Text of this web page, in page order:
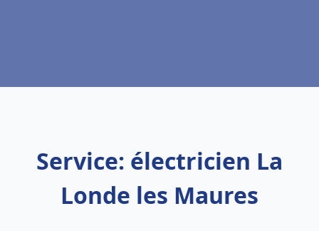
Service: électricien La
Londe les Maures